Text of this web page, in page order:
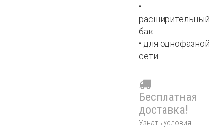
•
расширительный
бак
• для однофазной
сети
Бесплатная
доставка!
Узнать условия